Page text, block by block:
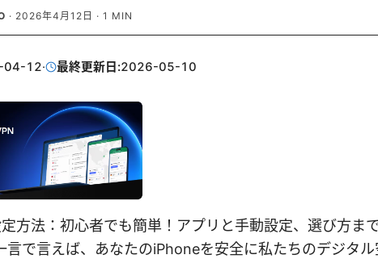
· 2026年4月12日 · 1 MIN
04-12· 最終更新日:2026-05-10
方法：初心者でも簡単！アプリと手動設定、選び方ま
言で言えば、あなたのiPhoneを安全に私たちのデジタ